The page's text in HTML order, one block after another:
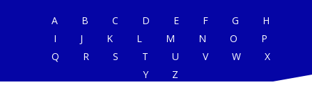
A B C D E F G
H
I
J K L M N O
P
Q
R S T U V W
X
Y
Z